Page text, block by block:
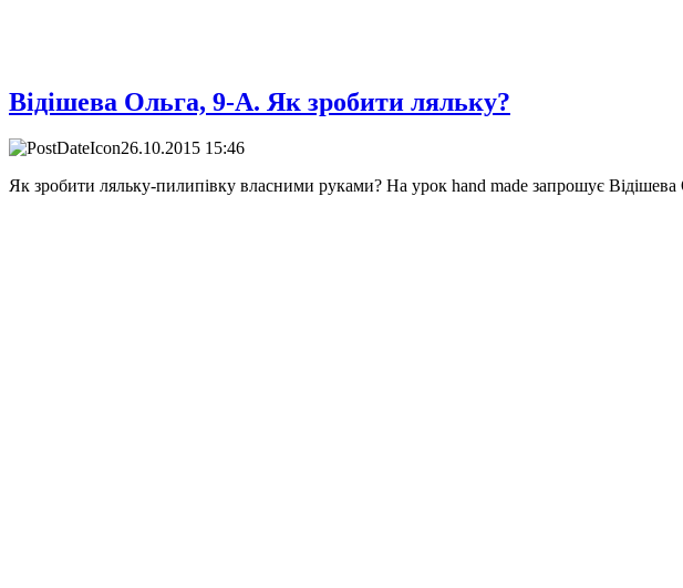
Відішева Ольга, 9-А. Як зробити ляльку?
26.10.2015 15:46
Як зробити ляльку-пилипівку власними руками? На урок hand made запрошує Відішева